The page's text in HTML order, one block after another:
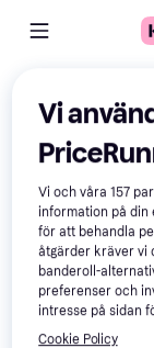
Jämför
Visa
Vi
Vi och våra157
information på din
för att behandla
åtgärder kräver vi
banderoll-
preferenser och
intresse på sidan
Cookie Policy